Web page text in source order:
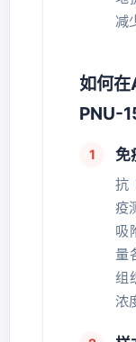
减
如何在
PNU-
免
抗
疫
吸
量
组
浓